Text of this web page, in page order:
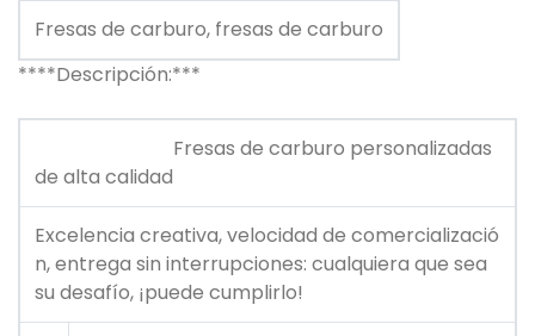
Fresas de carburo, fresas de carburo
****Descripción:***
Fresas de carburo personalizadas
de alta calidad
Excelencia creativa, velocidad de comercializació
n, entrega sin interrupciones: cualquiera que sea
su desafío, ¡puede cumplirlo!